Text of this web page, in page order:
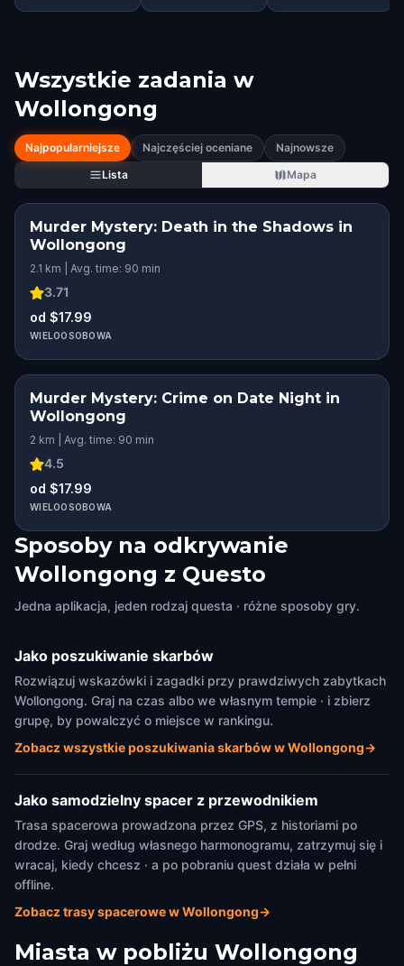
Wszystkie zadania w
Wollongong
Najpopularniejsze Najczęściej oceniane
Najnowsze
Lista
Mapa
Murder Mystery: Death in the Shadows in
Wollongong
2.1 km | Avg. time: 90 min
3.71
od $17.99
WIELOOSOBOWA
Murder Mystery: Crime on Date Night in
Wollongong
2 km | Avg. time: 90 min
4.5
od $17.99
WIELOOSOBOWA
Sposoby na odkrywanie
Wollongong z Questo
Jedna aplikacja, jeden rodzaj questa · różne sposoby gry.
Jako poszukiwanie skarbów
Rozwiązuj wskazówki i zagadki przy prawdziwych zabytkach
Wollongong. Graj na czas albo we własnym tempie · i zbierz
grupę, by powalczyć o miejsce w rankingu.
Zobacz wszystkie poszukiwania skarbów w Wollongong→
Jako samodzielny spacer z przewodnikiem
Trasa spacerowa prowadzona przez GPS, z historiami po
drodze. Graj według własnego harmonogramu, zatrzymuj się i
wracaj, kiedy chcesz · a po pobraniu quest działa w pełni
offline.
Zobacz trasy spacerowe w Wollongong→
Miasta w pobliżu Wollongong